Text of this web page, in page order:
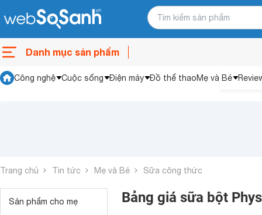
Danh mục sản phẩm
Công nghệ Cuộc sống Điện máy Đồ thể thaoMẹ và Bé
Trang chủ Tin tức Mẹ và Bé Sữa công thức
Sản phẩm cho mẹ Bảng giá sữa bột